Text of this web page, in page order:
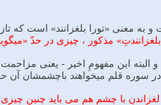
معنی «تورا بلغزانند» است که
مذکور ، چیزی در حدّ
سوره قلم میخواهند باچشمشان آن
لغزاندنِ با چشم هم می باید چنین